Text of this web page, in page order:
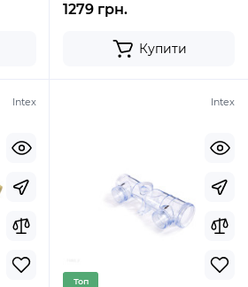
1279 грн.
Купити
Intex Intex
Топ